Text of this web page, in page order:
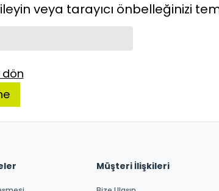
veya tarayıcı önbelleğinizi
Müşteri İlişkileri